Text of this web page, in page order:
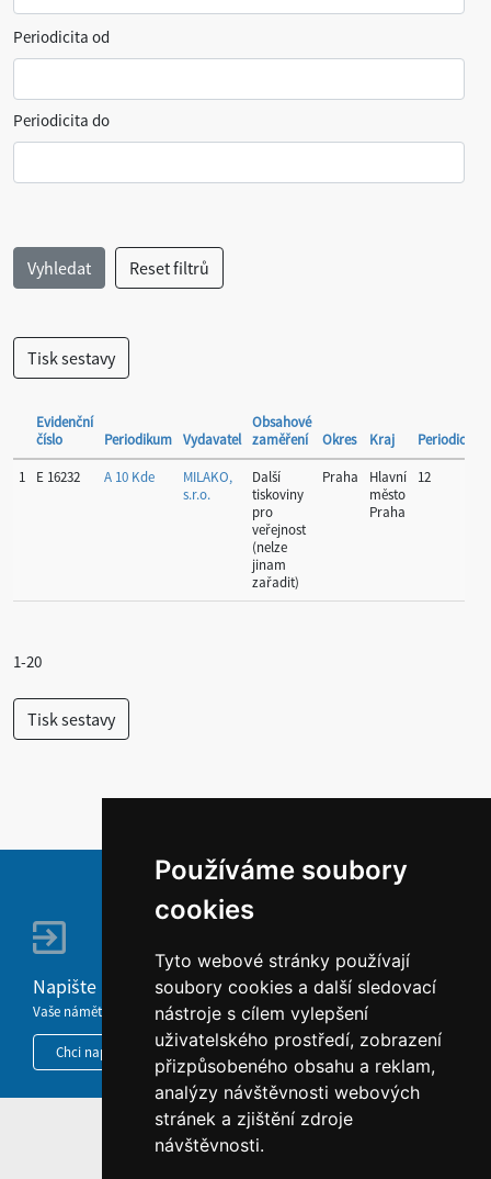
Používáme soubory
cookies
Tyto webové stránky používají
soubory cookies a další sledovací
nástroje s cílem vylepšení
uživatelského prostředí, zobrazení
přizpůsobeného obsahu a reklam,
analýzy návštěvnosti webových
stránek a zjištění zdroje
návštěvnosti.
Periodicita od
Periodicita do
Evidenční
číslo
Periodikum Vydavatel
Obsahové
zaměření
Okres Kraj
Periodicita
1
E 16232 A 10 Kde
MILAKO,
s.r.o.
Další
tiskoviny
pro
veřejnost
(nelze
jinam
zařadit)
Praha
Hlavní
město
Praha
12
1-20
Napište nám
Vaše náměty, komentáře, připomínky a dotazy nezůstanou bez odezvy.
Chci napsat MKČR
HOME